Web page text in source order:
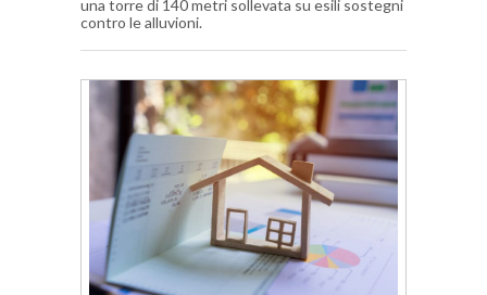
una torre di 140 metri sollevata su esili sostegni
contro le alluvioni.